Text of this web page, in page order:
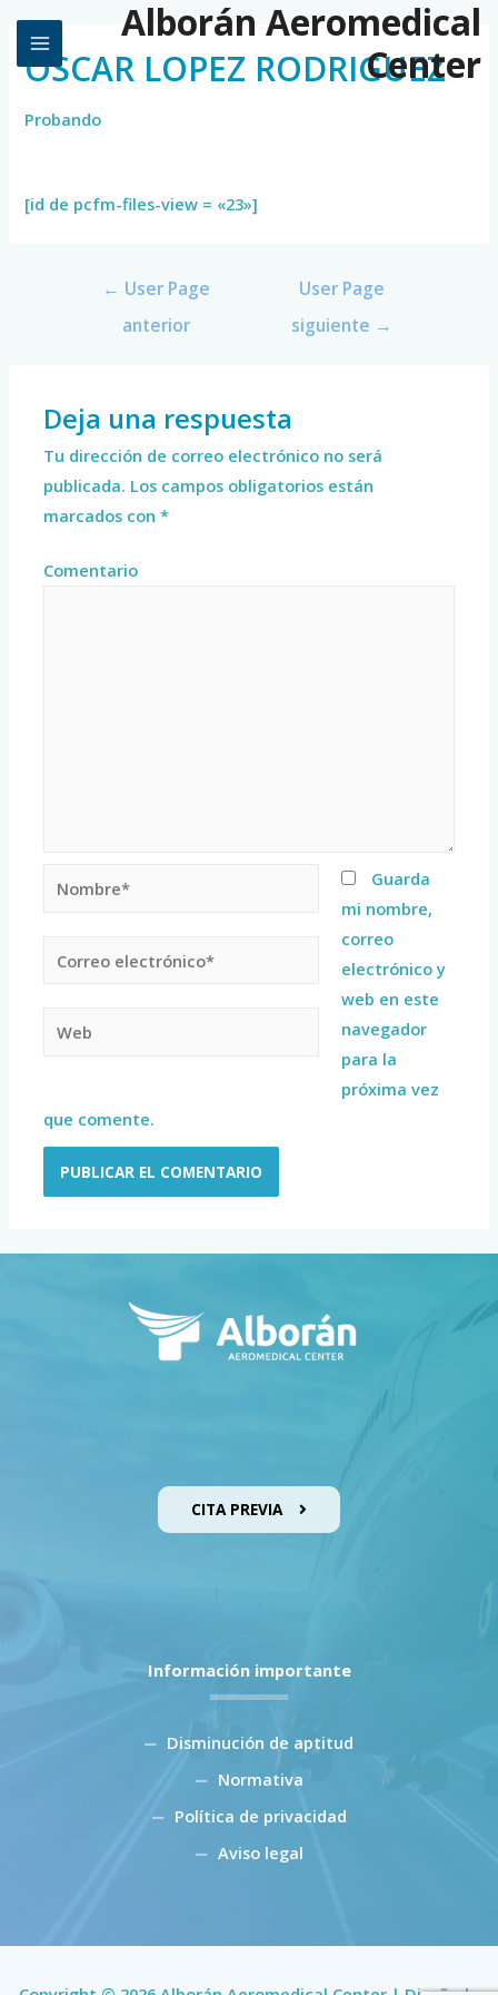
Alborán Aeromedical
Center
OSCAR LOPEZ RODRIGUEZ
Probando
[id de pcfm-files-view = «23»]
← User Page
anterior
User Page
siguiente →
Deja una respuesta
Tu dirección de correo electrónico no será
publicada. Los campos obligatorios están
marcados con*
Comentario
Guarda
mi nombre,
correo
electrónico y
web en este
navegador
para la
próxima vez
que comente.
CITA PREVIA
Información importante
Disminución de aptitud
Normativa
Política de privacidad
Aviso legal